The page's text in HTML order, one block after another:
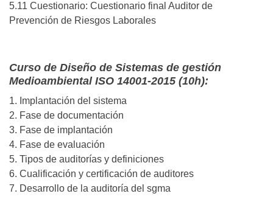
5.11 Cuestionario: Cuestionario final Auditor de
Prevención de Riesgos Laborales
Curso de Diseño de Sistemas de gestión
Medioambiental ISO 14001-2015 (10h):
1. Implantación del sistema
2. Fase de documentación
3. Fase de implantación
4. Fase de evaluación
5. Tipos de auditorías y definiciones
6. Cualificación y certificación de auditores
7. Desarrollo de la auditoría del sgma